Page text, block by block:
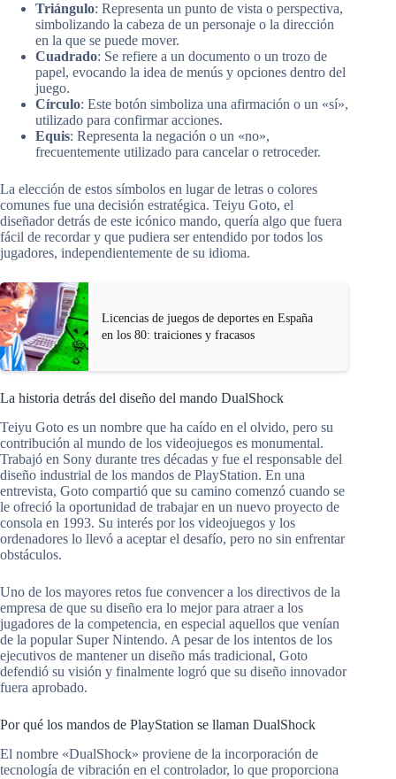
Triángulo: Representa un punto de vista o perspectiva,
simbolizando la cabeza de un personaje o la dirección
en la que se puede mover.
Cuadrado: Se refiere a un documento o un trozo de
papel, evocando la idea de menús y opciones dentro del
juego.
Círculo: Este botón simboliza una afirmación o un «sí»,
utilizado para confirmar acciones.
Equis: Representa la negación o un «no»,
frecuentemente utilizado para cancelar o retroceder.
La elección de estos símbolos en lugar de letras o colores
comunes fue una decisión estratégica. Teiyu Goto, el
diseñador detrás de este icónico mando, quería algo que fuera
fácil de recordar y que pudiera ser entendido por todos los
jugadores, independientemente de su idioma.
Licencias de juegos de deportes en España
en los 80: traiciones y fracasos
La historia detrás del diseño del mando DualShock
Teiyu Goto es un nombre que ha caído en el olvido, pero su
contribución al mundo de los videojuegos es monumental.
Trabajó en Sony durante tres décadas y fue el responsable del
diseño industrial de los mandos de PlayStation. En una
entrevista, Goto compartió que su camino comenzó cuando se
le ofreció la oportunidad de trabajar en un nuevo proyecto de
consola en 1993. Su interés por los videojuegos y los
ordenadores lo llevó a aceptar el desafío, pero no sin enfrentar
obstáculos.
Uno de los mayores retos fue convencer a los directivos de la
empresa de que su diseño era lo mejor para atraer a los
jugadores de la competencia, en especial aquellos que venían
de la popular Super Nintendo. A pesar de los intentos de los
ejecutivos de mantener un diseño más tradicional, Goto
defendió su visión y finalmente logró que su diseño innovador
fuera aprobado.
Por qué los mandos de PlayStation se llaman DualShock
El nombre «DualShock» proviene de la incorporación de
tecnología de vibración en el controlador, lo que proporciona